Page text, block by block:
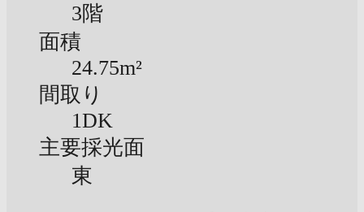
3階
面積
24.75m²
間取り
1DK
主要採光面
東